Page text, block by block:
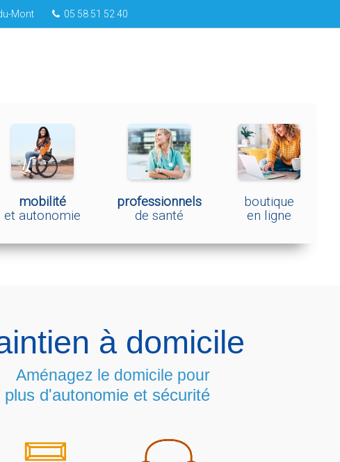
Mont 05 58 51 52 40
mobilité
et autonomie
professionnels
de santé
boutique
en ligne
à domicile
Aménagez le domicile pour
plus d'autonomie et sécurité